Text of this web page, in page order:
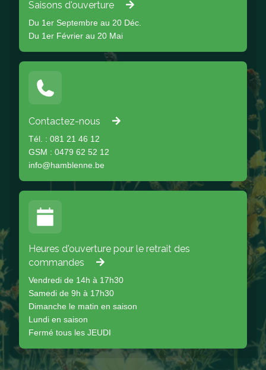
Saisons d'ouverture
Du 1er Septembre au 20 Déc.
Du 1er Février au 20 Mai
Contactez-nous
Tél. : 081 21 46 12
GSM : 0479 62 52 12
info@hamblenne.be
Heures d'ouverture pour le retrait des
commandes
Vendredi de 14h à 17h30
Samedi de 9h à 17h30
Dimanche le matin en saison
Lundi en saison
Fermé tous les JEUDI